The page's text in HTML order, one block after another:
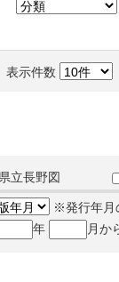
表示件数
県立長野図
※発行年月
年
月か